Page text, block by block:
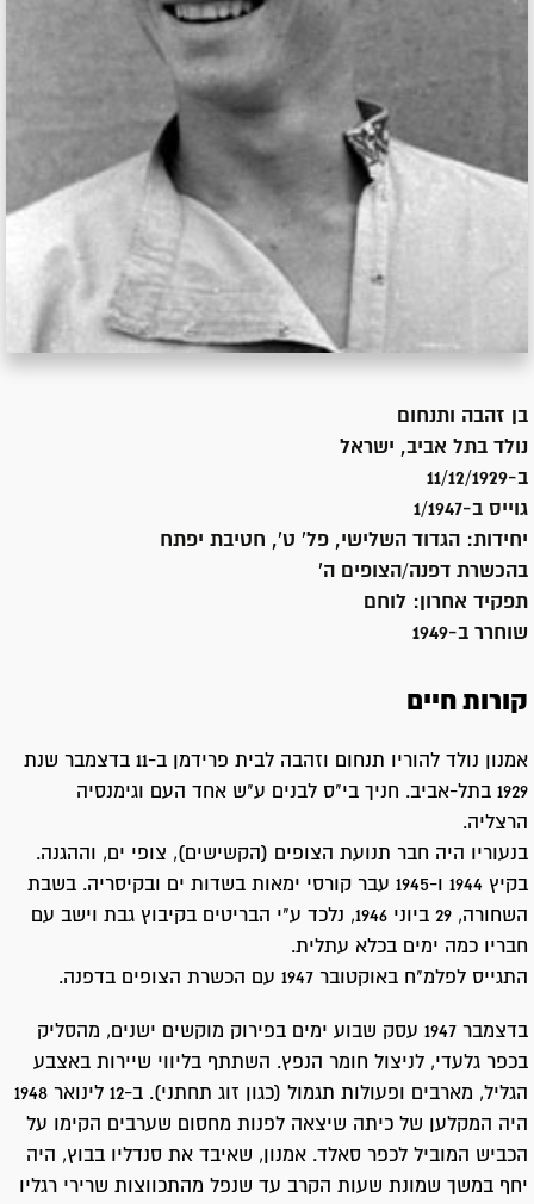
בן זהבה ותנחום
נולד בתל אביב, ישראל
ב-11/12/1929
גוייס ב-1/1947
יחידות: הגדוד השלישי, פל' ט', חטיבת יפתח
בהכשרת דפנה/הצופים ה'
תפקיד אחרון: לוחם
שוחרר ב-1949
קורות חיים
אמנון נולד להוריו תנחום וזהבה לבית פרידמן ב-11 בדצמבר שנת
1929 בתל-אביב. חניך בי"ס לבנים ע"ש אחד העם וגימנסיה
הרצליה.
בנעוריו היה חבר תנועת הצופים (הקשישים), צופי ים, וההגנה.
בקיץ 1944 ו-1945 עבר קורסי ימאות בשדות ים ובקיסריה. בשבת
השחורה, 29 ביוני 1946, נלכד ע"י הבריטים בקיבוץ גבת וישב עם
חבריו כמה ימים בכלא עתלית.
התגייס לפלמ"ח באוקטובר 1947 עם הכשרת הצופים בדפנה.
בדצמבר 1947 עסק שבוע ימים בפירוק מוקשים ישנים, מהסליק
בכפר גלעדי, לניצול חומר הנפץ. השתתף בליווי שיירות באצבע
הגליל, מארבים ופעולות תגמול (כגון זוג תחתני). ב-12 לינואר 1948
היה המקלען של כיתה שיצאה לפנות מחסום שערבים הקימו על
הכביש המוביל לכפר סאלד. אמנון, שאיבד את סנדליו בבוץ, היה
יחף במשך שמונת שעות הקרב עד שנפל מהתכווצות שרירי רגליו